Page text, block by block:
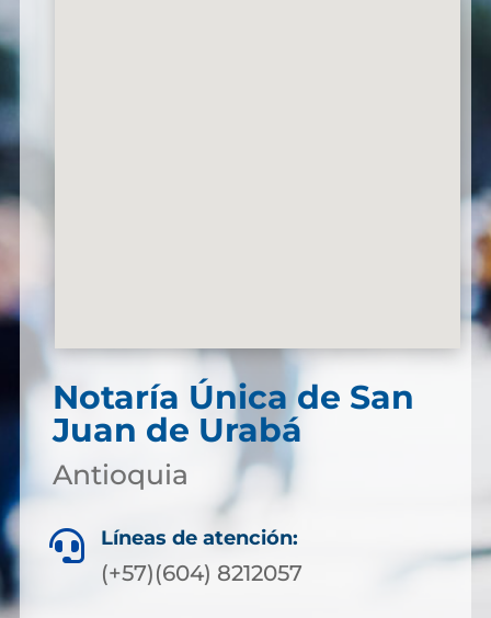
Notaría Única de San
Juan de Urabá
Antioquia
 Líneas de atención:
(+57)(604) 8212057